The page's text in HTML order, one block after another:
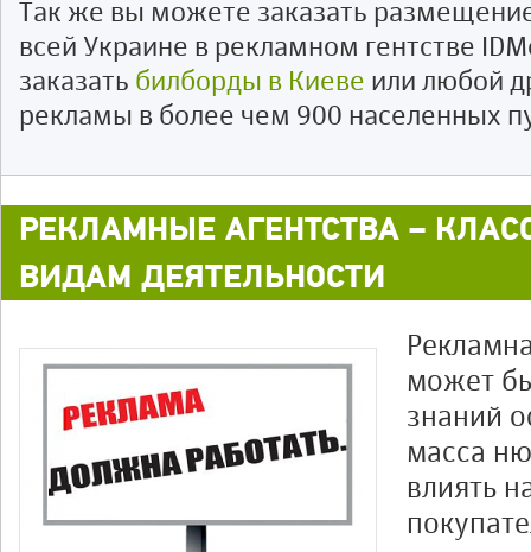
Так же вы можете заказать
всей Украине в рекламном гентстве
заказать билборды в Киеве или любой
рекламы в более чем 900 населенных
РЕКЛАМНЫЕ АГЕНТСТВА –
ВИДАМ ДЕЯТЕЛЬНОСТИ
может
знаний
масса
влиять